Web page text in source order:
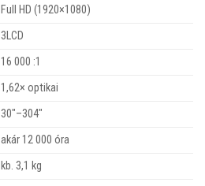
Full HD (1920×1080)
3LCD
16 000 :1
1,62× optikai
30″–304″
akár 12 000 óra
kb. 3,1 kg